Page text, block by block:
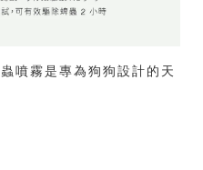
噴霧是專為狗狗設計的天